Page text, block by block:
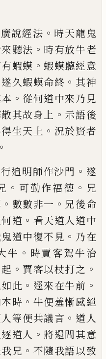
廣說經法 。 時天龍鬼
聽法 。 時有放牛老
蝦蟆 。蝦蟆聽經意
遂久蝦蟆命終 。 其神
。 從何道中來乃見
其故身上 。 示語後
生天上 。 況於賢者
。
追明師作沙門 。 遂
。 可勤作福德 。 兄
。 數數非一 。 兄後命
道 。 看天道人道中
道中復不見 。 乃在
牛 。 時賈客駕牛治
。 賈客以杖打之 。
此 。 逕來在牛前 。
時 。 牛便羞慚感絕
人等便共議言 。 道人
道人 。 將還問其意
兄 。 不隨我語以致